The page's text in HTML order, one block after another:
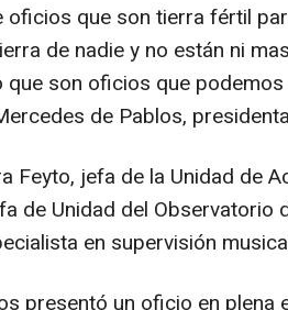
oficios que son tierra fértil
de nadie y no están ni
son oficios que
de Pablos,
Feyto, jefa de la Unidad de
de Unidad del Observatorio
en supervisión
presentó un oficio en plena